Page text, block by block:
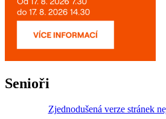
Senioři
Zjednodušená verze stránek